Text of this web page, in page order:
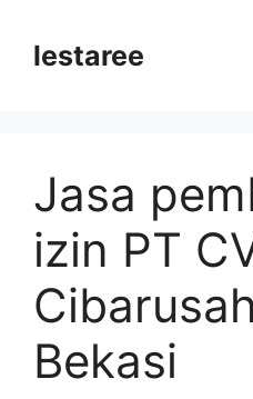
contentlestaree
Jasa
izin PT
Bekasi